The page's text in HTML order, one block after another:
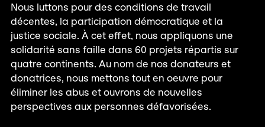
Nous luttons pour des conditions de travail
décentes, la participation démocratique et la
justice sociale. À cet effet, nous appliquons une
solidarité sans faille dans 60 projets répartis sur
quatre continents. Au nom de nos donateurs et
donatrices, nous mettons tout en oeuvre pour
éliminer les abus et ouvrons de nouvelles
perspectives aux personnes défavorisées.